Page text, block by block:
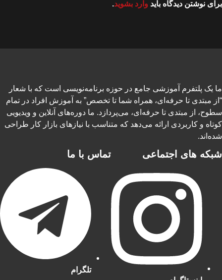
برای نوشتن دیدگاه باید وارد بشوید.
ما یک پلتفرم آموزشی جامع در حوزه برنامه‌نویسی است که با شعار
“از مبتدی تا حرفه‌ای، همراه شما تا تخصص” به آموزش افراد در تمام
سطوح، از مبتدی تا حرفه‌ای، می‌پردازد. ما دوره‌های آنلاین و ویدیویی
کوتاه و کاربردی ارائه می‌دهد که متناسب با نیازهای بازار کار طراحی
شده‌اند.
شبکه های اجتماعی تماس با ما
تلگرام